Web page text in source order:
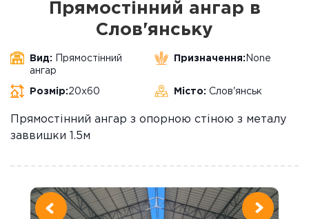
Прямостінний ангар в
Слов'янську
Вид: Прямостінний
ангар
Призначення: None
Розмір:20x60 Місто: Слов'янськ
Прямостінний ангар з опорною стіною з металу
заввишки 1.5м